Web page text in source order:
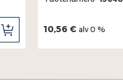
LISÄÄ
10,56 € alv 0 %